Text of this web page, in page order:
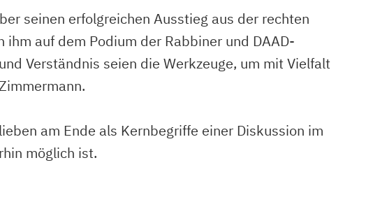
seinen erfolgreichen Ausstieg aus der rechten
auf dem Podium der Rabbiner und DAAD-
Verständnis seien die Werkzeuge, um mit Vielfalt
am Ende als Kernbegriffe einer Diskussion im
möglich ist.